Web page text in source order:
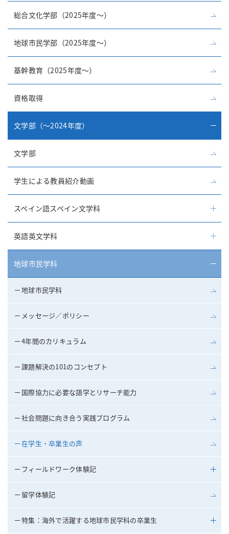
総合文化学部（2025年度～）
地球市民学部（2025年度～）
基幹教育（2025年度～）
資格取得
文学部（～2024年度）
文学部
学生による教員紹介動画
スペイン語スペイン文学科
英語英文学科
地球市民学科
地球市民学科
メッセージ／ポリシー
4年間のカリキュラム
課題解決の101のコンセプト
国際協力に必要な語学とリサーチ能力
社会問題に向き合う実践プログラム
在学生・卒業生の声
フィールドワーク体験記
留学体験記
特集：海外で活躍する地球市民学科の卒業生